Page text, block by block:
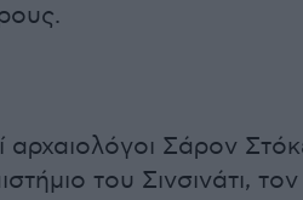
αρχαιολόγοι Σάρον
του Σινσινάτι,